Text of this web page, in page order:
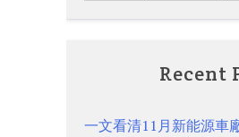
Recent
一文看清11月新能源